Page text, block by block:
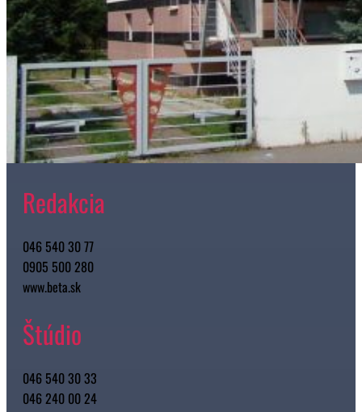
Redakcia
046 540 30 77
0905 500 280
www.beta.sk
Štúdio
046 540 30 33
046 240 00 24